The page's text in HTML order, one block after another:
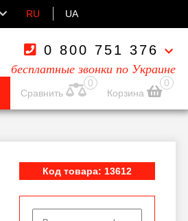
RU UA
0 800 751 376
бесплатные звонки по Украине
0
Сравнить
0
Корзина
Код товара: 13612